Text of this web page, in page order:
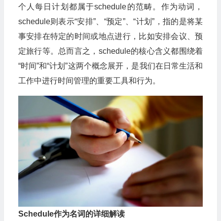
个人每日计划都属于schedule的范畴。作为动词，
schedule则表示“安排”、“预定”、“计划”，指的是将某
事安排在特定的时间或地点进行，比如安排会议、预
定旅行等。总而言之，schedule的核心含义都围绕着
“时间”和“计划”这两个概念展开，是我们在日常生活和
工作中进行时间管理的重要工具和行为。
Schedule作为名词的详细解读